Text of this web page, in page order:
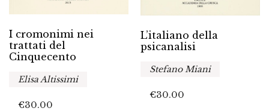
I cromonimi nei
trattati del
Cinquecento
Elisa Altissimi
€30.00
L’italiano della
psicanalisi
Stefano Miani
€30.00